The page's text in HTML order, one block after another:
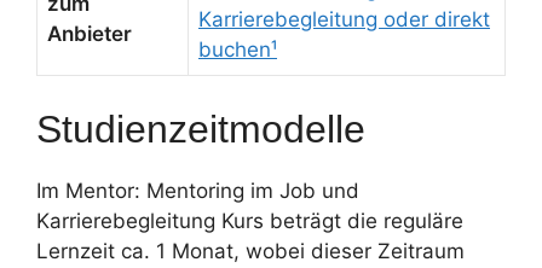
Anbieter
Karrierebegleitung oder direkt
buchen¹
Studienzeitmodelle
Im Mentor: Mentoring im Job und
Karrierebegleitung Kurs beträgt die reguläre
Lernzeit ca. 1 Monat, wobei dieser Zeitraum